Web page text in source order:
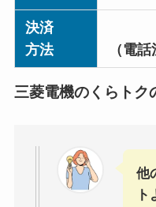
決済
方法
（電
三菱電機のくらトク
他